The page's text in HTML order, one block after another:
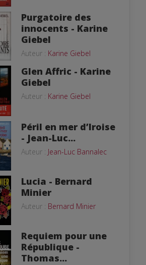
Purgatoire des
innocents - Karine
Giebel
Auteur : Karine Giebel
Glen Affric - Karine
Giebel
Auteur : Karine Giebel
Péril en mer d’Iroise
- Jean-Luc...
Auteur : Jean-Luc Bannalec
Lucia - Bernard
Minier
Auteur : Bernard Minier
Requiem pour une
République -
Thomas...